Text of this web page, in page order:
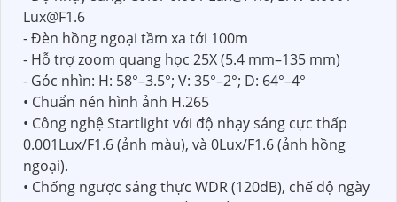
Lux@F1.6
- Đèn hồng ngoại tầm xa tới 100m
- Hỗ trợ zoom quang học 25X (5.4 mm–135 mm)
- Góc nhìn: H: 58°–3.5°; V: 35°–2°; D: 64°–4°
• Chuẩn nén hình ảnh H.265
• Công nghệ Startlight với độ nhạy sáng cực thấp
0.001Lux/F1.6 (ảnh màu), và 0Lux/F1.6 (ảnh hồng
ngoại).
• Chống ngược sáng thực WDR (120dB), chế độ ngày